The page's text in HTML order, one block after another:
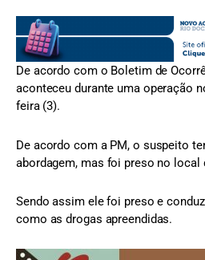
De acordo com o Boletim de
aconteceu durante uma operação
feira (3).
De acordo com a PM, o suspeito
abordagem, mas foi preso no local
Sendo assim ele foi preso e
como as drogas apreendidas.